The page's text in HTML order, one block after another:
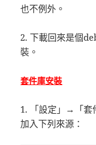
也不例外。
2. 下載回來是個
裝。
套件庫安裝
1. 「設定」→「套
加入下列來源：